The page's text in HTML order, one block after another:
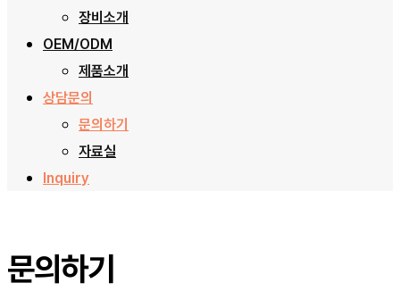
장비소개
OEM/ODM
제품소개
상담문의
문의하기
자료실
Inquiry
문의하기